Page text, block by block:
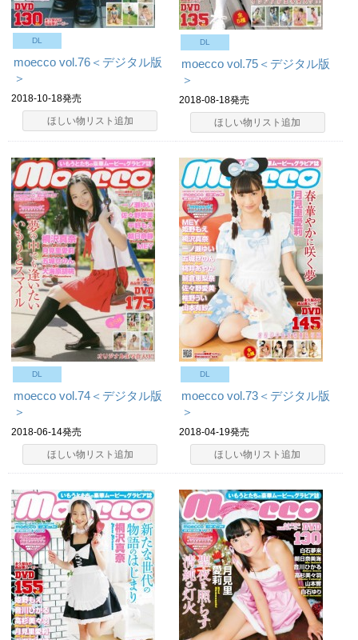
DL
moecco vol.76＜デジタル版
＞
2018-10-18発売
ほしい物リスト追加
DL
moecco vol.75＜デジタル版
＞
2018-08-18発売
ほしい物リスト追加
DL
moecco vol.74＜デジタル版
＞
2018-06-14発売
ほしい物リスト追加
DL
moecco vol.73＜デジタル版
＞
2018-04-19発売
ほしい物リスト追加